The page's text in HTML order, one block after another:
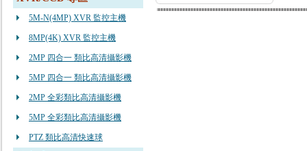
5M-N(4MP) XVR 監控主機
8MP(4K) XVR 監控主機
2MP 四合一 類比高清攝影機
5MP 四合一 類比高清攝影機
2MP 全彩類比高清攝影機
5MP 全彩類比高清攝影機
PTZ 類比高清快速球